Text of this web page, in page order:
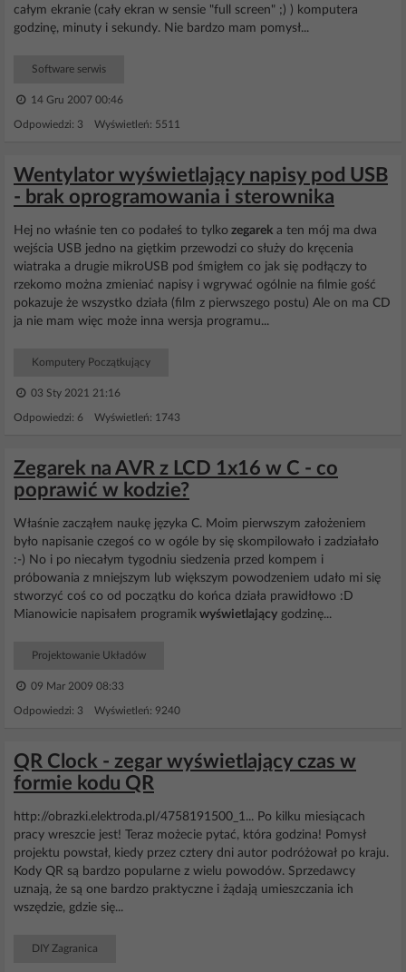
całym ekranie (cały ekran w sensie "full screen" ;) ) komputera
godzinę, minuty i sekundy. Nie bardzo mam pomysł...
Software serwis
14 Gru 2007 00:46
Odpowiedzi: 3 Wyświetleń: 5511
Wentylator wyświetlający napisy pod USB
- brak oprogramowania i sterownika
Hej no właśnie ten co podałeś to tylko zegarek a ten mój ma dwa
wejścia USB jedno na giętkim przewodzi co służy do kręcenia
wiatraka a drugie mikroUSB pod śmigłem co jak się podłączy to
rzekomo można zmieniać napisy i wgrywać ogólnie na filmie gość
pokazuje że wszystko działa (film z pierwszego postu) Ale on ma CD
ja nie mam więc może inna wersja programu...
Komputery Początkujący
03 Sty 2021 21:16
Odpowiedzi: 6 Wyświetleń: 1743
Zegarek na AVR z LCD 1x16 w C - co
poprawić w kodzie?
Właśnie zacząłem naukę języka C. Moim pierwszym założeniem
było napisanie czegoś co w ogóle by się skompilowało i zadziałało
:-) No i po niecałym tygodniu siedzenia przed kompem i
próbowania z mniejszym lub większym powodzeniem udało mi się
stworzyć coś co od początku do końca działa prawidłowo :D
Mianowicie napisałem programik wyświetlający godzinę...
Projektowanie Układów
09 Mar 2009 08:33
Odpowiedzi: 3 Wyświetleń: 9240
QR Clock - zegar wyświetlający czas w
formie kodu QR
http://obrazki.elektroda.pl/4758191500_1... Po kilku miesiącach
pracy wreszcie jest! Teraz możecie pytać, która godzina! Pomysł
projektu powstał, kiedy przez cztery dni autor podróżował po kraju.
Kody QR są bardzo popularne z wielu powodów. Sprzedawcy
uznają, że są one bardzo praktyczne i żądają umieszczania ich
wszędzie, gdzie się...
DIY Zagranica